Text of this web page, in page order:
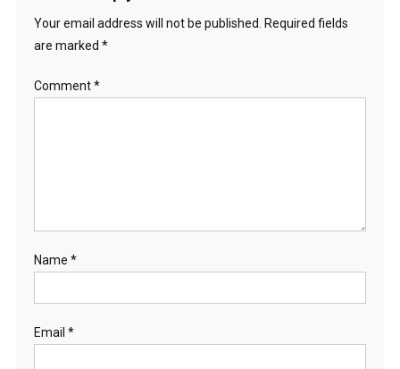
Your email address will not be published.
Required fields
are marked *
Comment*
Name *
Email *